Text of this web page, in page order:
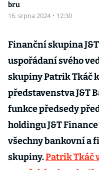
bru
16. srpna 2024 · 12:30
Finanční skupina
uspořádaní svého
skupiny Patrik Tkáč
představenstva J&T
funkce předsedy
holdingu J&T
všechny bankovní a
skupiny.Patrik Tkáč